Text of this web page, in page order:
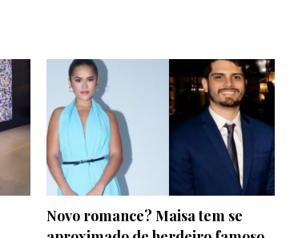
Novo romance? Maisa tem se